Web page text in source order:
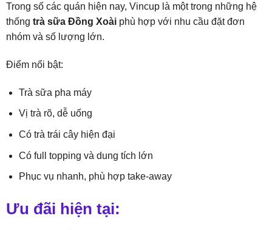
Trong số các quán hiện nay, Vincup là một trong những hệ
thống trà sữa Đồng Xoàiphù hợp với nhu cầu đặt đơn
nhóm và số lượng lớn.
Điểm nổi bật:
Trà sữa pha máy
Vị trà rõ, dễ uống
Có trà trái cây hiện đại
Có full topping và dung tích lớn
Phục vụ nhanh, phù hợp take-away
Ưu đãi hiện tại: